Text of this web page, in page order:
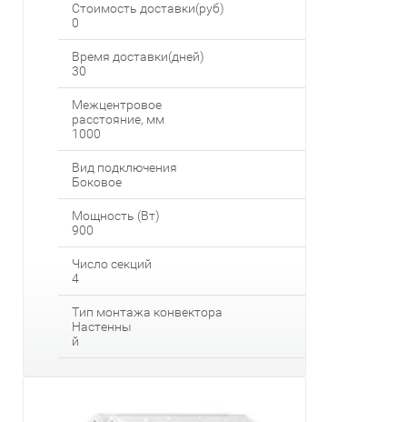
Стоимость доставки(руб)
0
Время доставки(дней)
30
Межцентровое
расстояние, мм
1000
Вид подключения
Боковое
Мощность (Вт)
900
Число секций
4
Тип монтажа конвектора
Настенны
й